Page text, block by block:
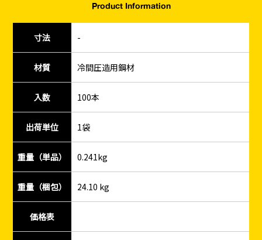
Product Information
寸法 -
材質 冷間圧造用鋼材
入数 100本
出荷単位 1袋
重量（単品） 0.241kg
重量（梱包） 24.10 kg
価格表